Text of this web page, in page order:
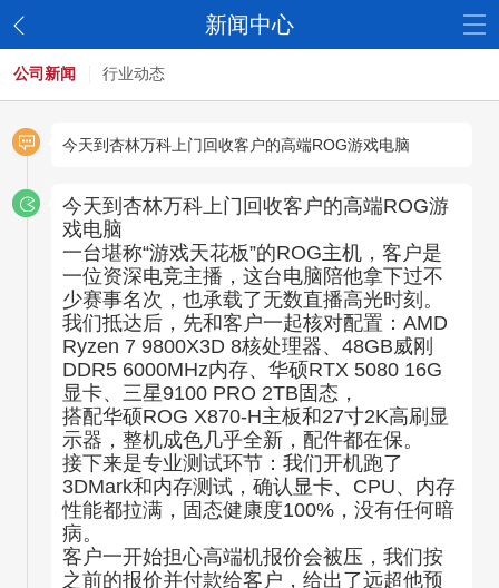
新闻中心
公司新闻 行业动态
今天到杏林万科上门回收客户的高端ROG游戏电脑
今天到杏林万科上门回收客户的高端ROG游
戏电脑
一台堪称“游戏天花板”的ROG主机，客户是
一位资深电竞主播，这台电脑陪他拿下过不
少赛事名次，也承载了无数直播高光时刻。
我们抵达后，先和客户一起核对配置：AMD
Ryzen 7 9800X3D 8核处理器、48GB威刚
DDR5 6000MHz内存、华硕RTX 5080 16G
显卡、三星9100 PRO 2TB固态，
搭配华硕ROG X870-H主板和27寸2K高刷显
示器，整机成色几乎全新，配件都在保。
接下来是专业测试环节：我们开机跑了
3DMark和内存测试，确认显卡、CPU、内存
性能都拉满，固态健康度100%，没有任何暗
病。
客户一开始担心高端机报价会被压，我们按
之前的报价并付款给客户，给出了远超他预